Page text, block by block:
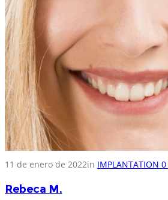
11 de enero de 2022in IMPLANTATION 0
Rebeca M.